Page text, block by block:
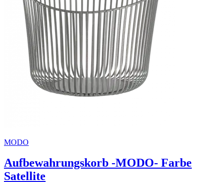
MODO
Aufbewahrungskorb -MODO- Farbe
Satellite